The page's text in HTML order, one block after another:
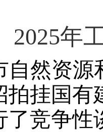
2025年
自然资源
拍挂国有
了竞争性